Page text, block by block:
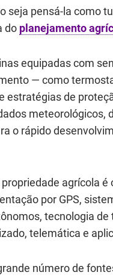
seja pensá-la como
do planejamento
equipadas com
― como
estratégias de
meteorológicos,
o rápido
agrícola é
por GPS,
tecnologia de
telemática e
número de